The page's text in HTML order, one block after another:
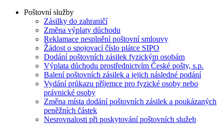
Poštovní služby
Zásilky do zahraničí
Změna výplaty důchodu
Reklamace nesplnění poštovní smlouvy
Žádost o spojovací číslo plátce SIPO
Dodání poštovních zásilek fyzickým osobám
Výplata důchodu prostřednictvím České pošty, s.p.
Balení poštovních zásilek a jejich následné podání
Vydání průkazu příjemce pro fyzické osoby nebo
právnické osoby
Změna místa dodání poštovních zásilek a poukázaných
peněžních částek
Nesrovnalosti při poskytování poštovních služeb